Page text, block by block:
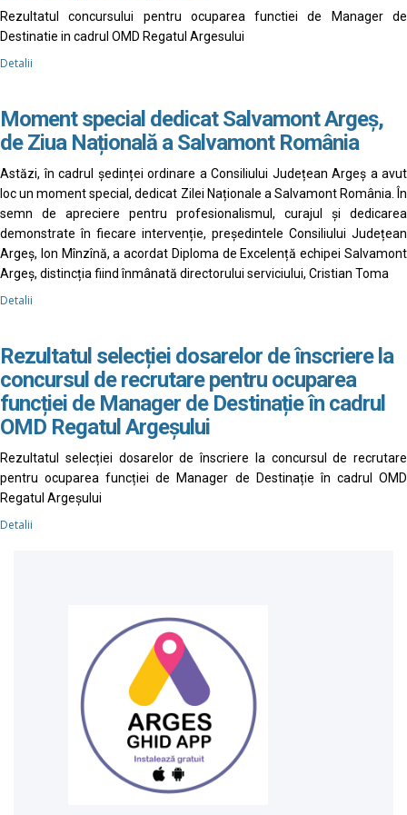
Rezultatul concursului pentru ocuparea functiei de Manager de
Destinatie in cadrul OMD Regatul Argesului
Detalii
Moment special dedicat Salvamont Argeș,
de Ziua Națională a Salvamont România
Astăzi, în cadrul ședinței ordinare a Consiliului Județean Argeș a avut
loc un moment special, dedicat Zilei Naționale a Salvamont România. În
semn de apreciere pentru profesionalismul, curajul și dedicarea
demonstrate în fiecare intervenție, președintele Consiliului Județean
Argeș, Ion Mînzînă, a acordat Diploma de Excelență echipei Salvamont
Argeș, distincția fiind înmânată directorului serviciului, Cristian Toma
Detalii
Rezultatul selecției dosarelor de înscriere la
concursul de recrutare pentru ocuparea
funcției de Manager de Destinație în cadrul
OMD Regatul Argeșului
Rezultatul selecției dosarelor de înscriere la concursul de recrutare
pentru ocuparea funcției de Manager de Destinație în cadrul OMD
Regatul Argeșului
Detalii